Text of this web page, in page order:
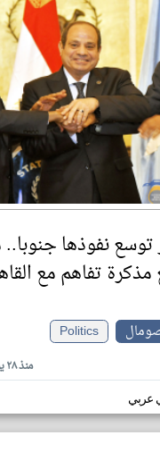
نفوذها
تفاهم مع
Politics
منذ ٢٨ يوم
عربي